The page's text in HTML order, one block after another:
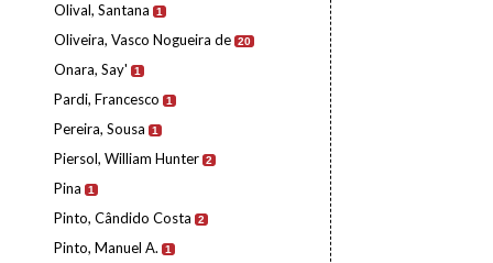
Olival, Santana 1
Oliveira, Vasco Nogueira de 20
Onara, Say' 1
Pardi, Francesco 1
Pereira, Sousa 1
Piersol, William Hunter 2
Pina 1
Pinto, Cândido Costa 2
Pinto, Manuel A. 1